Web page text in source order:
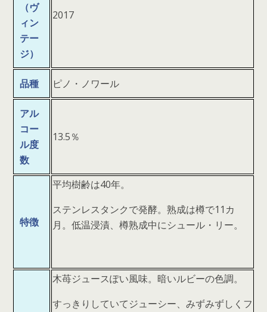
（ヴ
ィン
テー
ジ）
2017
品種 ピノ・ノワール
アル
コー
ル度
数
13.5％
特徴
平均樹齢は40年。
ステンレスタンクで発酵。熟成は樽で11カ
月。低温浸漬、樽熟成中にシュール・リー。
木苺ジュースぽい風味。暗いルビーの色調。
すっきりしていてジューシー、みずみずしくフ